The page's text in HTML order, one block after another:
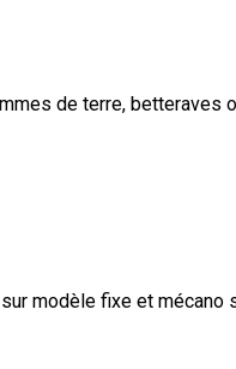
de terre, betteraves
modèle fixe et mécano